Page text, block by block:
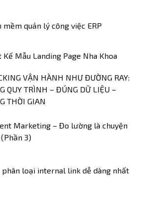
mềm quản lý công việc ERP
Kế Mẫu Landing Page Nha Khoa
VẬN HÀNH NHƯ ĐƯỜNG RAY:
QUY TRÌNH – ĐÚNG DỮ LIỆU –
THỜI GIAN
Marketing – Đo lường là chuyện
3)
phân loại internal link dễ dàng nhất